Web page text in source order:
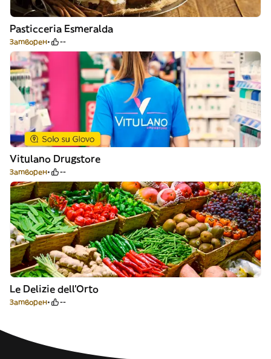
Pasticceria Esmeralda
Затворен --
Vitulano Drugstore
Затворен --
Le Delizie dell’Orto
Затворен --